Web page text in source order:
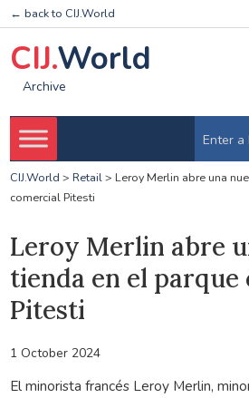
← back to CIJ.World
CIJ.World
Archive
CIJ.World > Retail> Leroy Merlin abre una
comercial Pitesti
Leroy Merlin abre
tienda en el parque
Pitesti
1 October 2024
El minorista francés Leroy Merlin,